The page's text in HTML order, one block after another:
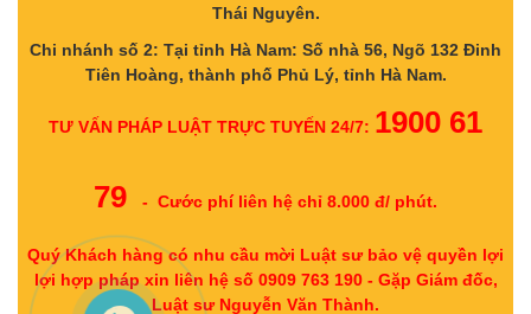
Thái Nguyên.
Chi nhánh số 2: Tại tỉnh Hà Nam: Số nhà 56, Ngõ 132 Đinh
Tiên Hoàng, thành phố Phủ Lý, tỉnh Hà Nam.
TƯ VẤN PHÁP LUẬT TRỰC TUYẾN 24/7: 1900 61
79 - Cước phí liên hệ chỉ 8.000 đ/ phút.
Quý Khách hàng có nhu cầu mời Luật sư bảo vệ quyền lợi
lợi hợp pháp xin liên hệ số 0909 763 190 - Gặp Giám đốc,
Luật sư Nguyễn Văn Thành.